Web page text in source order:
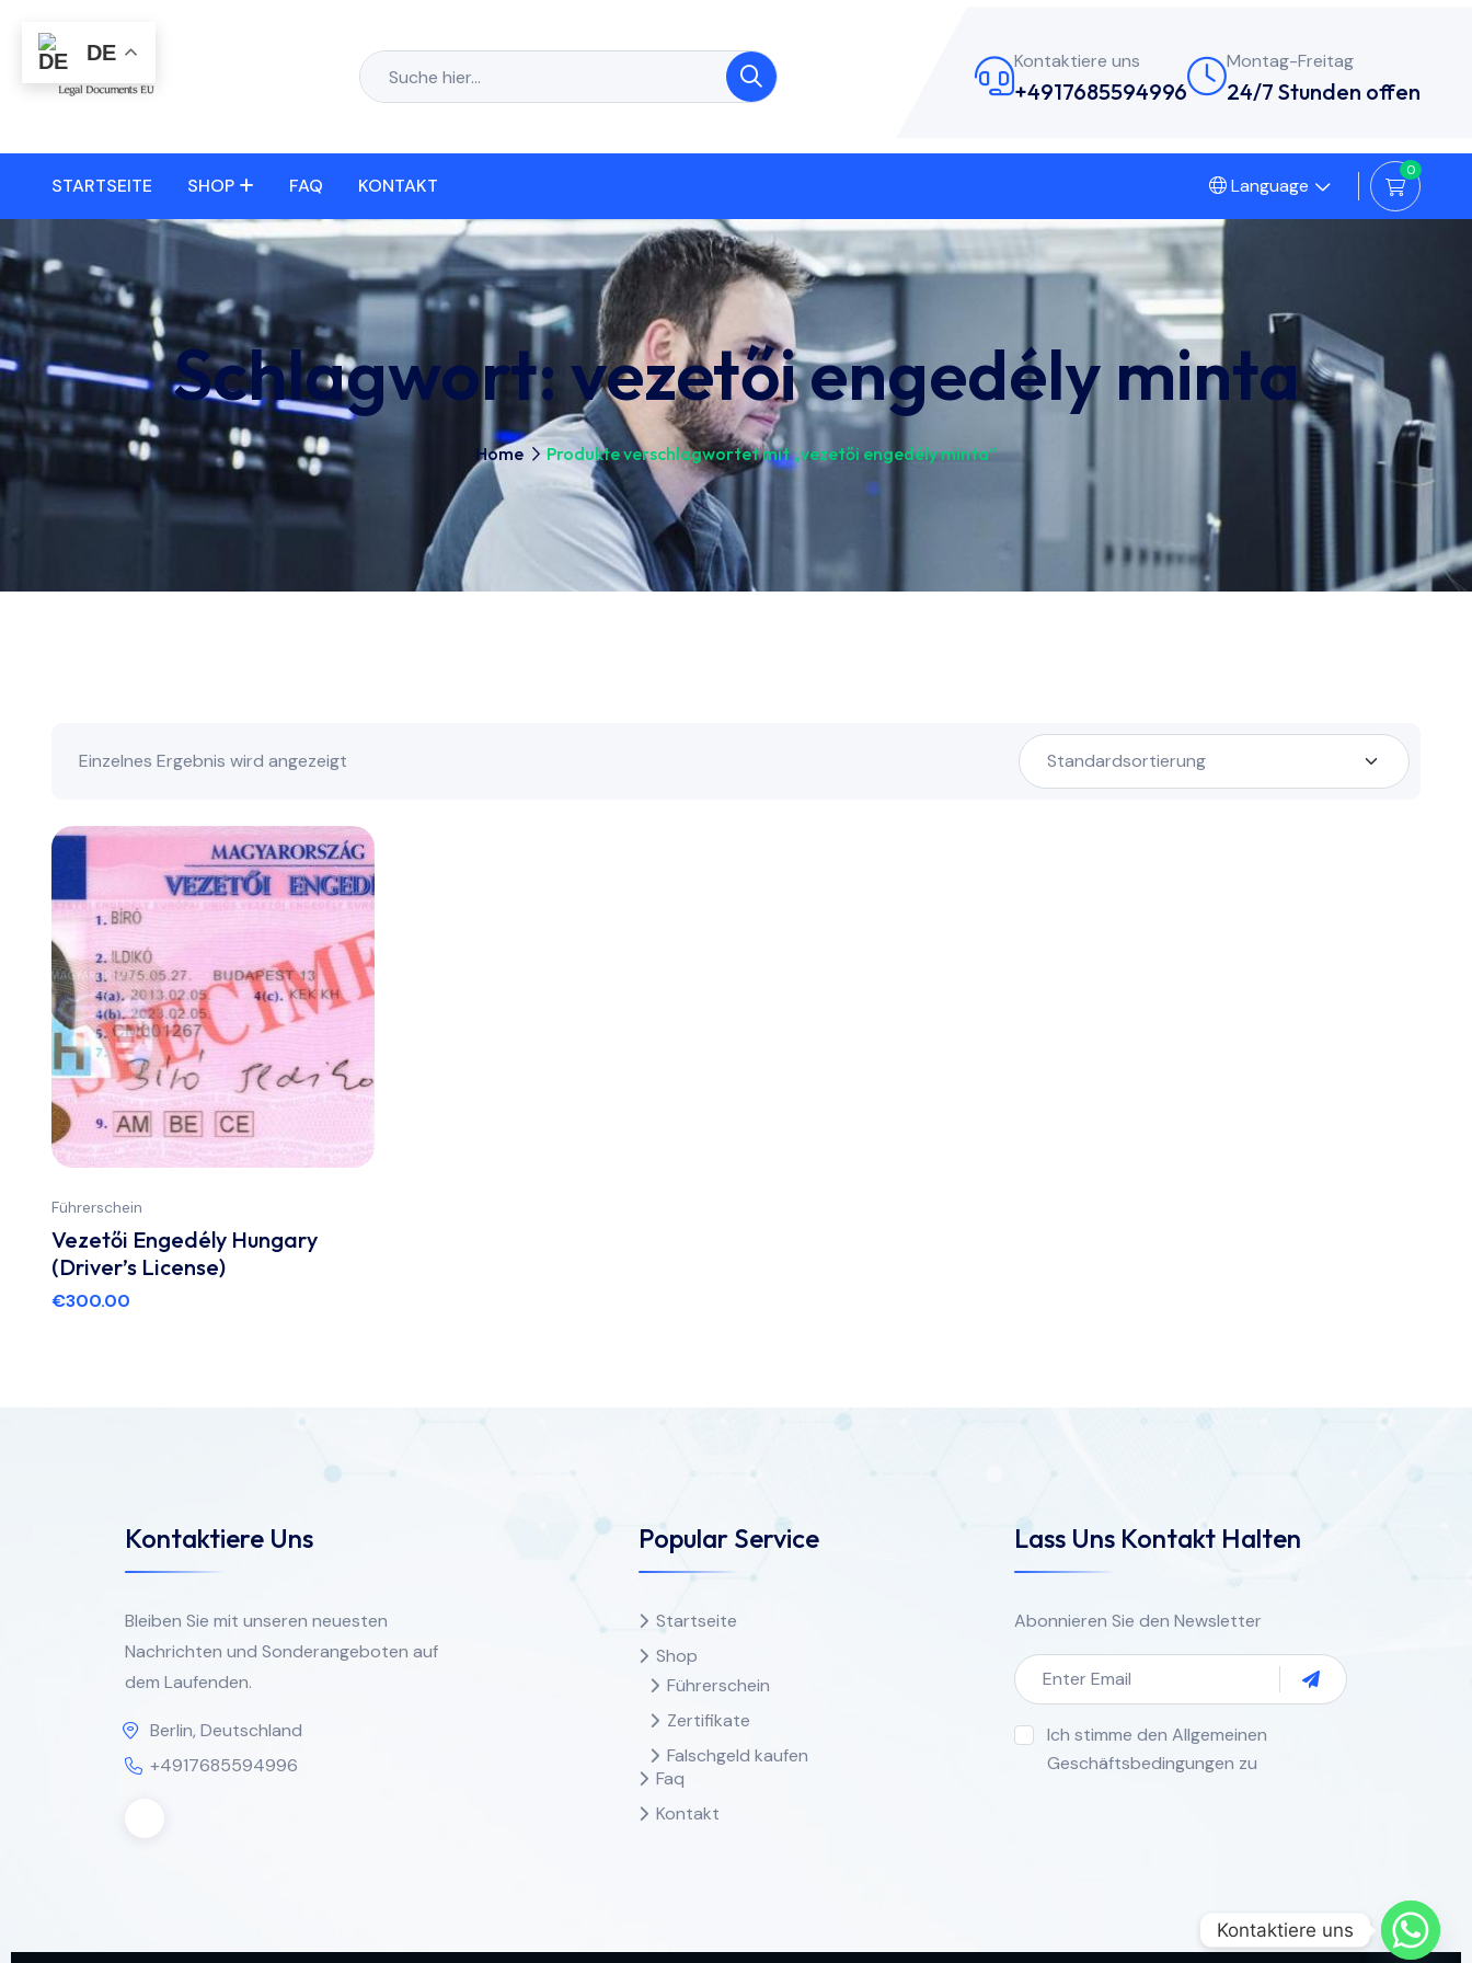
Kontaktiere uns
+4917685594996
Montag-Freitag
24/7 Stunden offen
STARTSEITE SHOP FAQ KONTAKT Language
0
Schlagwort:vezetői engedély minta
Home Produkte verschlagwortet mit „vezetői engedély minta“
Einzelnes Ergebnis wird angezeigt
Führerschein
Vezetői Engedély Hungary
(Driver’s License)
€300.00
Kontaktiere Uns
Bleiben Sie mit unseren neuesten
Nachrichten und Sonderangeboten auf
dem Laufenden.
Berlin, Deutschland
+4917685594996
Popular Service
Startseite
Shop
Führerschein
Zertifikate
Falschgeld kaufen
Faq
Kontakt
Lass Uns Kontakt Halten
Abonnieren Sie den Newsletter
Ich stimme den Allgemeinen
Geschäftsbedingungen zu
DE
Kontaktiere uns